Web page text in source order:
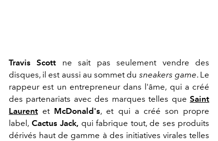
Travis Scott ne sait pas seulement vendre des
disques, il est aussi au sommet du sneakers game. Le
rappeur est un entrepreneur dans l'âme, qui a créé
des partenariats avec des marques telles que Saint
Laurent et McDonald's, et qui a créé son propre
label, Cactus Jack, qui fabrique tout, de ses produits
dérivés haut de gamme à des initiatives virales telles